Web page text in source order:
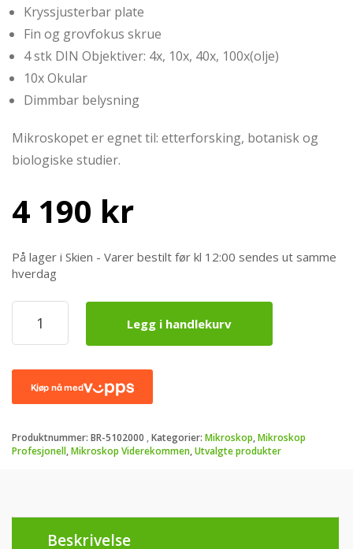
Kryssjusterbar plate
Fin og grovfokus skrue
4 stk DIN Objektiver: 4x, 10x, 40x, 100x(olje)
10x Okular
Dimmbar belysning
Mikroskopet er egnet til: etterforsking, botanisk og
biologiske studier.
4 190 kr
På lager i Skien - Varer bestilt før kl 12:00 sendes ut samme
hverdag
BRESSER
Erudit
DLX
1000x
Profesjonelt
Mikroskop
Legg i handlekurv
Produktnummer: BR-5102000 Kategorier: Mikroskop,Mikroskop
Profesjonell,Mikroskop Viderekommen,Utvalgte produkter
Beskrivelse